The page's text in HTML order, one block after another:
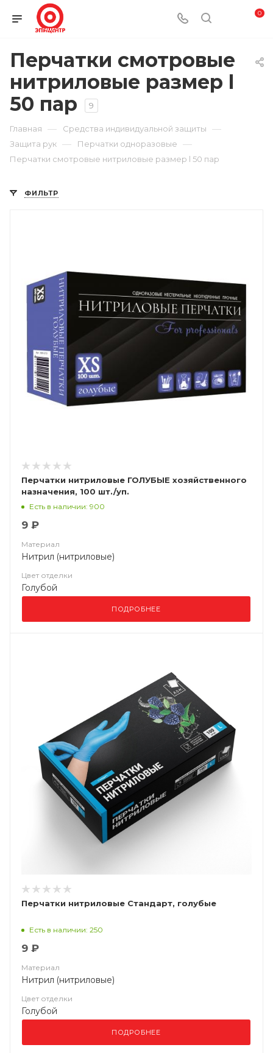
0
Перчатки смотровые
нитриловые размер l
50 пар
9
Главная — Средства индивидуальной защиты —
Защита рук — Перчатки одноразовые —
Перчатки смотровые нитриловые размер l 50 пар
ФИЛЬТР
Перчатки нитриловые ГОЛУБЫЕ хозяйственного
назначения, 100 шт./уп.
Есть в наличии: 900
9 ₽
Материал
Нитрил (нитриловые)
Цвет отделки
Голубой
ПОДРОБНЕЕ
Перчатки нитриловые Стандарт, голубые
Есть в наличии: 250
9 ₽
Материал
Нитрил (нитриловые)
Цвет отделки
Голубой
ПОДРОБНЕЕ